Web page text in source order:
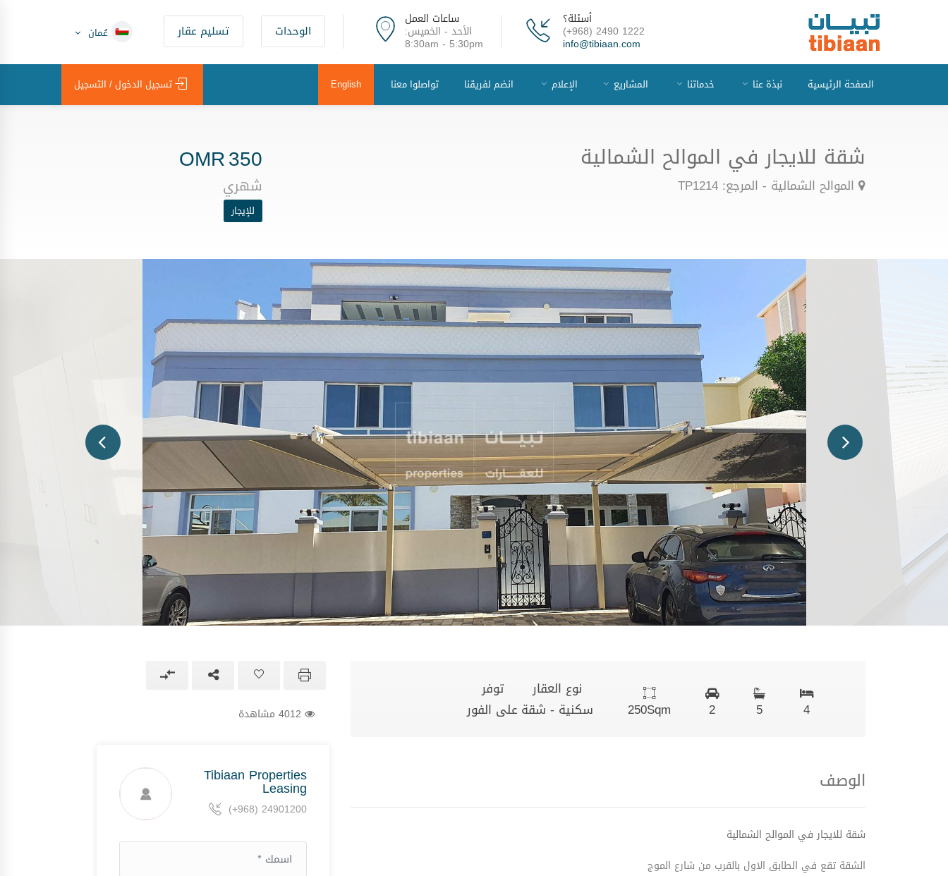
أسئلة؟
(+968) 2490 1222
info@tibiaan.com
ساعات العمل
الأحد - الخميس:
8:30am - 5:30pm
الوحدات تسليم عقار عُمان
الصفحة الرئيسية نبذة عنا خدماتنا المشاريع الإعلام انضم لفريقنا تواصلوا معنا تسجيل الدخول / التسجيل English
شقة للايجار في الموالح الشمالية
الموالح الشمالية - المرجع: TP1214
350
OMR
شهري
للإيجار
4
5
2
250Sqm
نوع العقار
سكنية - شقة
توفر
على الفور
الوصف
شقة للايجار في الموالح الشمالية
الشقة تقع في الطابق الاول بالقرب من شارع الموج
Tibiaan Properties
Leasing
(+968) 24901200